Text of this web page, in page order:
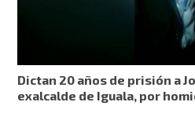
Dictan 20 años de prisión a
exalcalde de Iguala, por